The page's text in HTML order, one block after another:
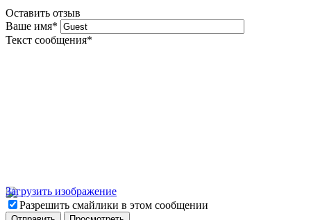
Оставить отзыв
Ваше имя*
Текст сообщения*
Загрузить изображение
Разрешить смайлики в этом сообщении